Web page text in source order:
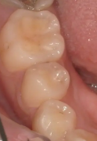
治療期間
リスクと副作用